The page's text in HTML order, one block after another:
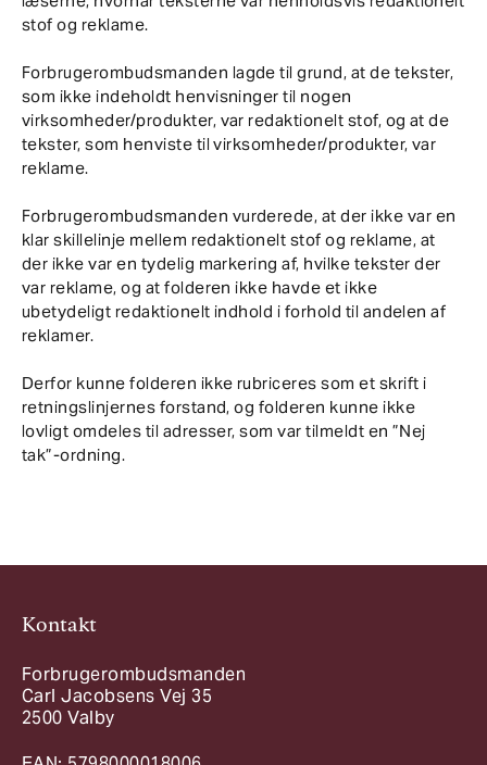
stof og reklame.
Forbrugerombudsmanden lagde til grund, at de tekster,
som ikke indeholdt henvisninger til nogen
virksomheder/produkter, var redaktionelt stof, og at de
tekster, som henviste til virksomheder/produkter, var
reklame.
Forbrugerombudsmanden vurderede, at der ikke var en
klar skillelinje mellem redaktionelt stof og reklame, at
der ikke var en tydelig markering af, hvilke tekster der
var reklame, og at folderen ikke havde et ikke
ubetydeligt redaktionelt indhold i forhold til andelen af
reklamer.
Derfor kunne folderen ikke rubriceres som et skrift i
retningslinjernes forstand, og folderen kunne ikke
lovligt omdeles til adresser, som var tilmeldt en ”Nej
tak”-ordning.
Kontakt
Forbrugerombudsmanden
Carl Jacobsens Vej 35
2500 Valby